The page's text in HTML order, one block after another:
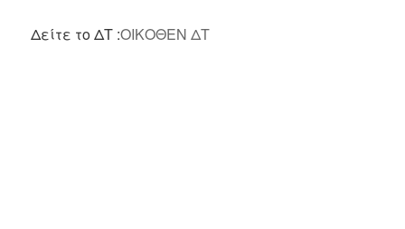
Δείτε το ΔΤ :ΟΙΚΟΘΕΝ ΔΤ